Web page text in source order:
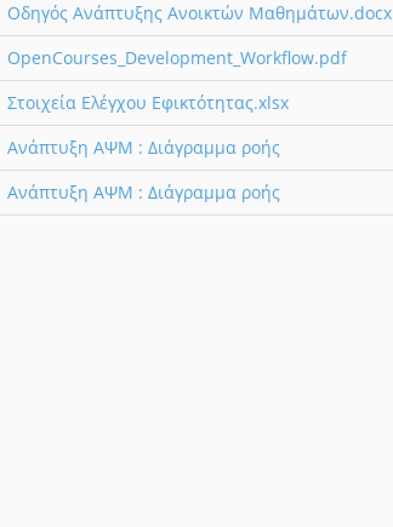
Οδηγός Ανάπτυξης Ανοικτών Μαθημάτων.docx
OpenCourses_Development_Workflow.pdf
Στοιχεία Ελέγχου Εφικτότητας.xlsx
Ανάπτυξη ΑΨΜ : Διάγραμμα ροής
Ανάπτυξη ΑΨΜ : Διάγραμμα ροής